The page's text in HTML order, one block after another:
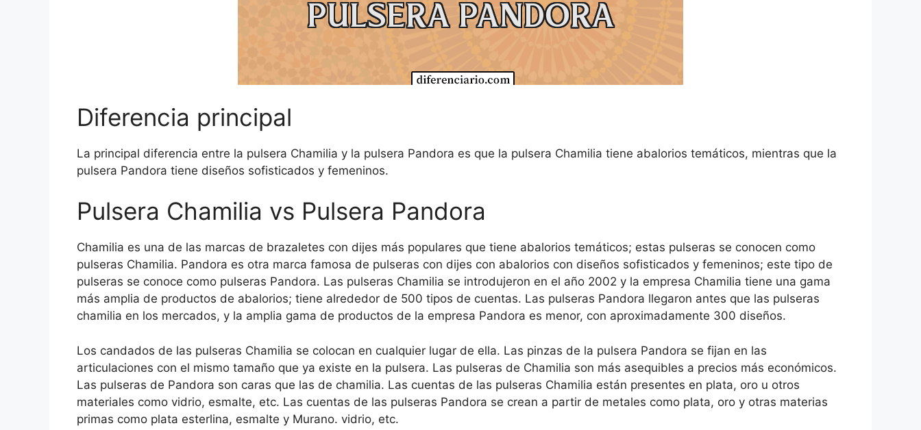
Diferencia principal
La principal diferencia entre la pulsera Chamilia y la pulsera Pandora es que la pulsera Chamilia tiene abalorios temáticos, mientras que la
pulsera Pandora tiene diseños sofisticados y femeninos.
Pulsera Chamilia vs Pulsera Pandora
Chamilia es una de las marcas de brazaletes con dijes más populares que tiene abalorios temáticos; estas pulseras se conocen como
pulseras Chamilia. Pandora es otra marca famosa de pulseras con dijes con abalorios con diseños sofisticados y femeninos; este tipo de
pulseras se conoce como pulseras Pandora. Las pulseras Chamilia se introdujeron en el año 2002 y la empresa Chamilia tiene una gama
más amplia de productos de abalorios; tiene alrededor de 500 tipos de cuentas. Las pulseras Pandora llegaron antes que las pulseras
chamilia en los mercados, y la amplia gama de productos de la empresa Pandora es menor, con aproximadamente 300 diseños.
Los candados de las pulseras Chamilia se colocan en cualquier lugar de ella. Las pinzas de la pulsera Pandora se fijan en las
articulaciones con el mismo tamaño que ya existe en la pulsera. Las pulseras de Chamilia son más asequibles a precios más económicos.
Las pulseras de Pandora son caras que las de chamilia. Las cuentas de las pulseras Chamilia están presentes en plata, oro u otros
materiales como vidrio, esmalte, etc. Las cuentas de las pulseras Pandora se crean a partir de metales como plata, oro y otras materias
primas como plata esterlina, esmalte y Murano. vidrio, etc.